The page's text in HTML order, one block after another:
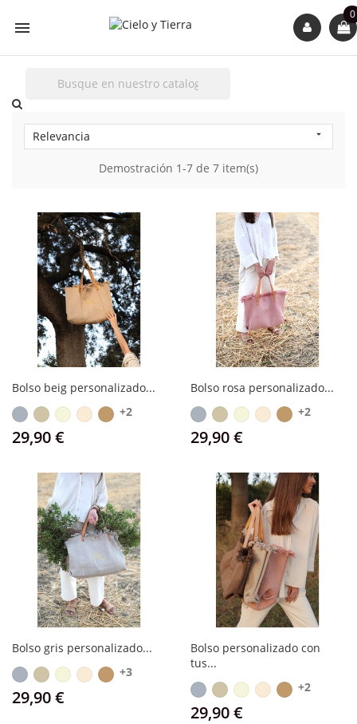

0
Relevancia 
Demostración 1-7 de 7 item(s)
Bolso beig personalizado...
Gris Gris
pardo
BeigeBlancoCamel
+2
Precio
29,90 €
Bolso rosa personalizado...
Gris Gris
pardo
BeigeBlancoCamel
+2
Precio
29,90 €
Bolso gris personalizado...
Gris Gris
pardo
BeigeBlancoCamel
+3
Precio
29,90 €
Bolso personalizado con
tus...
Gris Gris
pardo
BeigeBlancoCamel
+2
Precio
29,90 €